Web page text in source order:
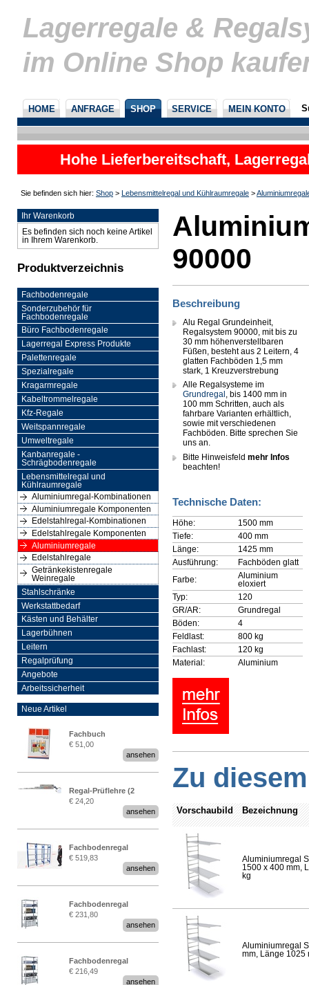
Lagerregale &
im Online Shop
HOME ANFRAGE SHOP SERVICE MEIN KONTO
Hohe Lieferbereitschaft,
nicht
Sie befinden sich hier: Shop > Lebensmittelregal und Kühlraumregale >
Ihr Warenkorb
Es befinden sich noch keine Artikel
in Ihrem Warenkorb.
Produktverzeichnis
Fachbodenregale
Sonderzubehör für
Fachbodenregale
Büro Fachbodenregale
Lagerregal Express Produkte
Palettenregale
Spezialregale
Kragarmregale
Kabeltrommelregale
Kfz-Regale
Weitspannregale
Umweltregale
Kanbanregale -
Schrägbodenregale
Lebensmittelregal und
Kühlraumregale
Aluminiumregal-Kombinationen
Aluminiumregale Komponenten
Edelstahlregal-Kombinationen
Edelstahlregale Komponenten
Aluminiumregale
Edelstahlregale
Getränkekistenregale
Weinregale
Stahlschränke
Werkstattbedarf
Kästen und Behälter
Lagerbühnen
Leitern
Regalprüfung
Angebote
Arbeitssicherheit
Neue Artikel
Fachbuch
„Regalprüfung nach DIN
€ 51,00
ansehen
Regal-Prüflehre (2
Stück)
€ 24,20
ansehen
Fachbodenregal
Stecksystem MultiPlus
2,25 Meter breit
€ 519,83
ansehen
Fachbodenregal
Stecksystem MultiPlus
€ 231,80
ansehen
Fachbodenregal
Stecksystem MultiPlus
€ 216,49
ansehen
90000
Beschreibung
Alu Regal Grundeinheit,
Regalsystem 90000, mit bis zu
30 mm höhenverstellbaren
Füßen, besteht aus 2 Leitern, 4
glatten Fachböden 1,5 mm
stark, 1 Kreuzverstrebung
Alle Regalsysteme im
Grundregal , bis 1400 mm in
100 mm Schritten, auch als
fahrbare Varianten erhältlich,
sowie mit verschiedenen
Fachböden. Bitte sprechen Sie
uns an.
Bitte Hinweisfeld mehr Infos
beachten!
Technische Daten:
Höhe:
1500 mm
Tiefe:
400 mm
Länge:
1425 mm
Ausführung:
Fachböden glatt
Farbe:
Aluminium
eloxiert
Typ:
120
GR/AR:
Grundregal
Böden:
4
Feldlast:
800 kg
Fachlast:
120 kg
Material:
Aluminium
Zu
Vorschaubild Bezeichnung
Aluminiumregal
1500 x 400 mm,
kg
Aluminiumregal
mm, Länge 1025